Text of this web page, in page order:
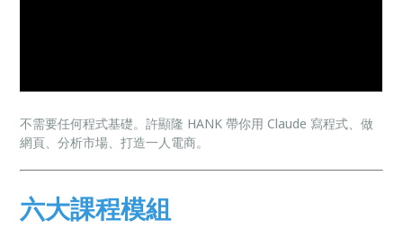
不需要任何程式基礎。許顯隆 HANK 帶你用 Claude 寫程式、做
網頁、分析市場、打造一人電商。
六大課程模組